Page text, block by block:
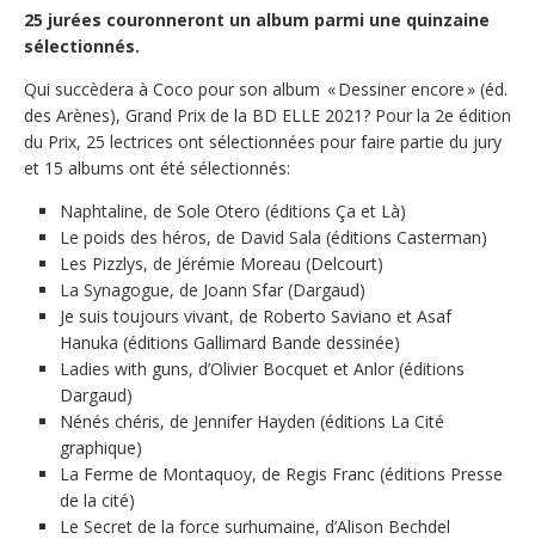
25 jurées couronneront un album parmi une quinzaine
sélectionnés.
Qui succèdera à Coco pour son album « Dessiner encore » (éd.
des Arènes), Grand Prix de la BD ELLE 2021? Pour la 2e édition
du Prix, 25 lectrices ont sélectionnées pour faire partie du jury
et 15 albums ont été sélectionnés:
Naphtaline, de Sole Otero (éditions Ça et Là)
Le poids des héros, de David Sala (éditions Casterman)
Les Pizzlys, de Jérémie Moreau (Delcourt)
La Synagogue, de Joann Sfar (Dargaud)
Je suis toujours vivant, de Roberto Saviano et Asaf
Hanuka (éditions Gallimard Bande dessinée)
Ladies with guns, d’Olivier Bocquet et Anlor (éditions
Dargaud)
Nénés chéris, de Jennifer Hayden (éditions La Cité
graphique)
La Ferme de Montaquoy, de Regis Franc (éditions Presse
de la cité)
Le Secret de la force surhumaine, d’Alison Bechdel